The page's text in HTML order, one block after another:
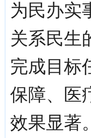
为民办实
关系民生
完成目标
保障、医
效果显著。